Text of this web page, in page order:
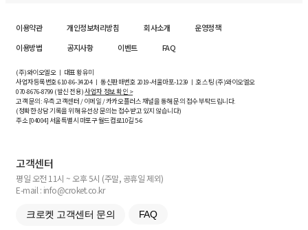
이용약관 개인정보처리방침 회사소개
운영정책
이용방법
공지사항 이벤트 FAQ
(주)와이오엘오 ㅣ 대표 황유미
사업자등록번호610-86-34204ㅣ 통신판매번호 2019-서울마포-1239 ㅣ 호스팅 (주)와이오엘오
070-8676-8799 (발신 전용)사업자 정보 확인 >
고객 문의: 우측 고객센터 / 이메일 / 카카오플러스 채널을 통해 문의 접수 부탁드립니다.
(정확한 상담 기록을 위해 유선상 문의는 접수받고 있지 않습니다)
주소 [04004] 서울특별시 마포구 월드컵로10길5-6
고객센터
평일 오전 11시 ~ 오후 5시 (주말, 공휴일 제외)
E-mail : info@croket.co.kr
크로켓 고객센터 문의 FAQ